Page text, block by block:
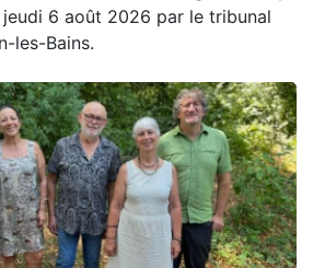
6 août 2026 par le tribunal
les-Bains.